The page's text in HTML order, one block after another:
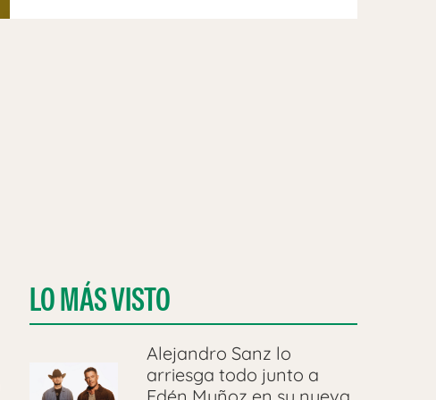
LO MÁS VISTO
Alejandro Sanz lo
arriesga todo junto a